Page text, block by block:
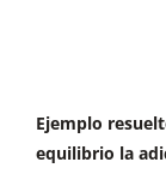
Hacia
lados
Ejemplo
equilibrio la